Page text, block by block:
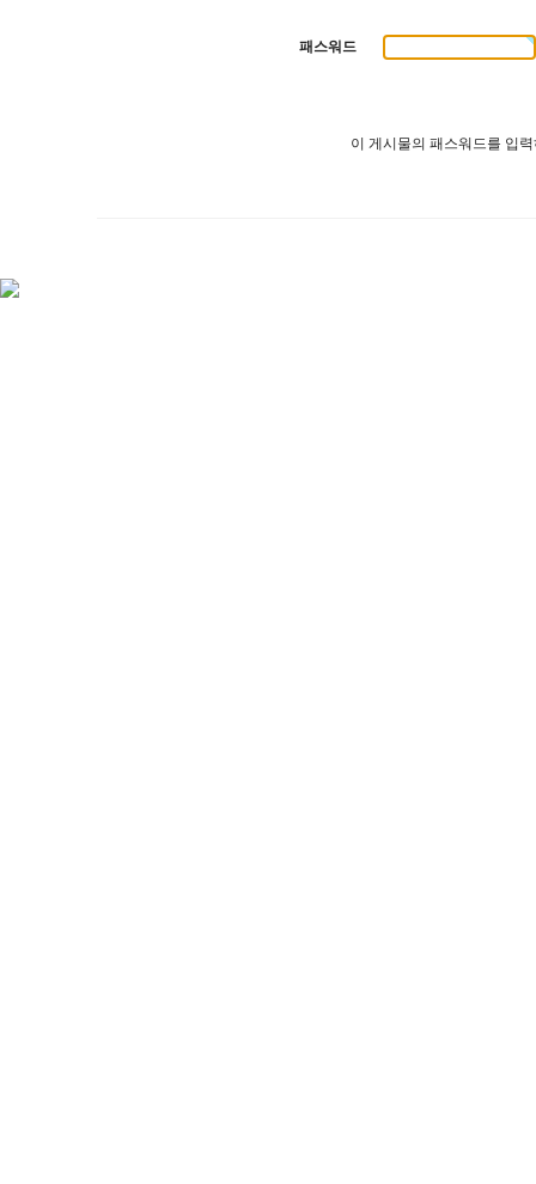
패스워드
이 게시물의 패스워드를 입